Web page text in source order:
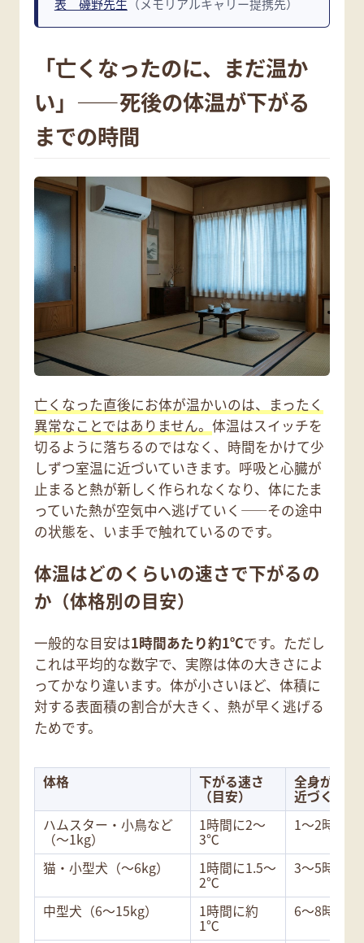
表 磯野先生 （メモリアルキャリー提携先）
「亡くなったのに、まだ温か
い」——死後の体温が下がる
までの時間
亡くなった直後にお体が温かいのは、まったく
異常なことではありません。 体温はスイッチを
切るように落ちるのではなく、時間をかけて少
しずつ室温に近づいていきます。呼吸と心臓が
止まると熱が新しく作られなくなり、体にたま
っていた熱が空気中へ逃げていく——その途中
の状態を、いま手で触れているのです。
体温はどのくらいの速さで下がるの
か（体格別の目安）
一般的な目安は1時間あたり約1℃です。ただし
これは平均的な数字で、実際は体の大きさによ
ってかなり違います。体が小さいほど、体積に
対する表面積の割合が大きく、熱が早く逃げる
ためです。
体格 下がる速さ
（目安）
全身が室温
近づくまで
ハムスター・小鳥など
（〜1kg）
1時間に2〜
3℃
1〜2時間
猫・小型犬（〜6kg） 1時間に1.5〜
2℃
3〜5時間
中型犬（6〜15kg） 1時間に約
1℃
6〜8時間